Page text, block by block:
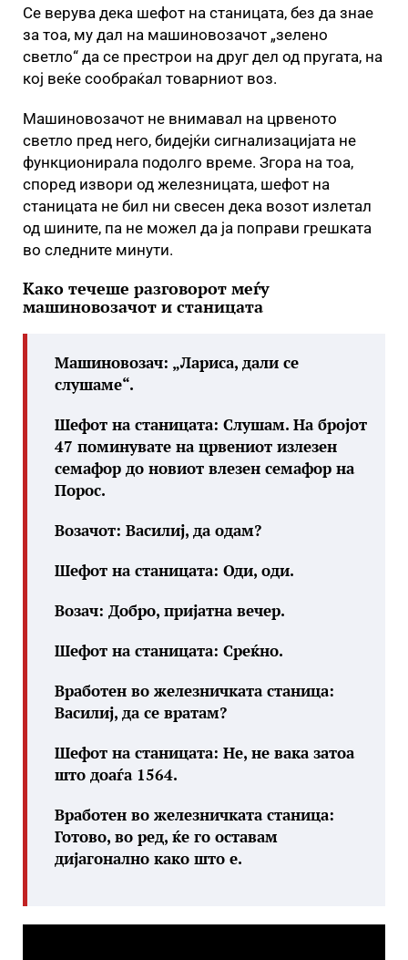
Се верува дека шефот на станицата, без да знае
за тоа, му дал на машиновозачот „зелено
светло“ да се престрои на друг дел од пругата, на
кој веќе сообраќал товарниот воз.
Машиновозачот не внимавал на црвеното
светло пред него, бидејќи сигнализацијата не
функционирала подолго време. Згора на тоа,
според извори од железницата, шефот на
станицата не бил ни свесен дека возот излетал
од шините, па не можел да ја поправи грешката
во следните минути.
Како течеше разговорот меѓу
машиновозачот и станицата
Машиновозач: „Лариса, дали се
слушаме“.
Шефот на станицата: Слушам. На бројот
47 поминувате на црвениот излезен
семафор до новиот влезен семафор на
Порос.
Возачот: Василиј, да одам?
Шефот на станицата: Оди, оди.
Возач: Добро, пријатна вечер.
Шефот на станицата: Среќно.
Вработен во железничката станица:
Василиј, да се вратам?
Шефот на станицата: Не, не вака затоа
што доаѓа 1564.
Вработен во железничката станица:
Готово, во ред, ќе го оставам
дијагонално како што е.